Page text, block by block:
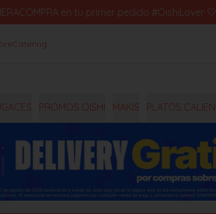
en tu primer pedido #OishiLover
Catering
PROMOS OISHI MAKIS PLATOS